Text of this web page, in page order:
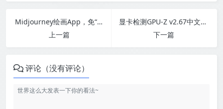
Midjourney绘画App，免“翻”，解锁所有VIP权限
上一篇
显卡检测GPU-Z v2.67中文汉化版
下一篇
评论（没有评论）